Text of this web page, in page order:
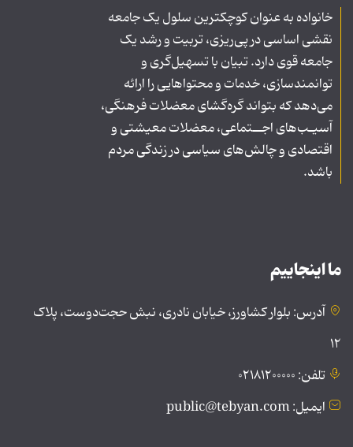
خانواده به عنوان کوچکترین سلول یک جامعه
نقشی اساسی در پی‌ریزی، تربیت و رشد یک
جامعه قوی دارد. تبیان با تسهیل‌گری و
توانمندسازی، خدمات و محتواهایی را ارائه
می‌دهد که بتواند گره‌گشای معضلات فرهنگی،
آسیـب‌های اجــتماعی، معضلات معیشتی و
اقتصادی و چالش‌های سیاسی در زندگی مردم
باشد.
ما اینجاییم
آدرس: بلوار کشاورز، خیابان نادری، نبش حجت‌دوست، پلاک
۱۲
تلفن: ۰۲۱۸۱۲۰۰۰۰۰
ایمیل: public@tebyan.com